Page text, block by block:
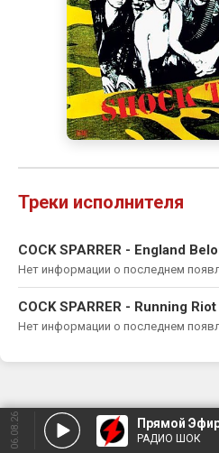
Треки исполнителя
COCK SPARRER - England
Нет информации о последнем
COCK SPARRER - Running Riot
Нет информации о последнем
06.08.26 Прямой
РАДИО ШОК